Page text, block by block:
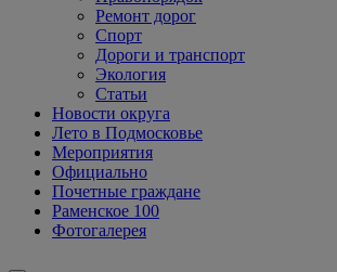
Ремонт дорог
Спорт
Дороги и транспорт
Экология
Статьи
Новости округа
Лето в Подмосковье
Мероприятия
Официально
Почетные граждане
Раменское 100
Фотогалерея